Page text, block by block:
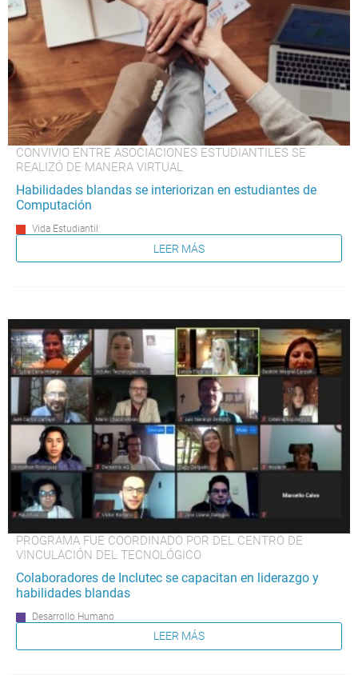
CONVIVIO ENTRE ASOCIACIONES ESTUDIANTILES SE
REALIZÓ DE MANERA VIRTUAL
Habilidades blandas se interiorizan en estudiantes de
Computación
Vida Estudiantil
LEER MÁS
PROGRAMA FUE COORDINADO POR DEL CENTRO DE
VINCULACIÓN DEL TECNOLÓGICO
Colaboradores de Inclutec se capacitan en liderazgo y
habilidades blandas
Desarrollo Humano
LEER MÁS